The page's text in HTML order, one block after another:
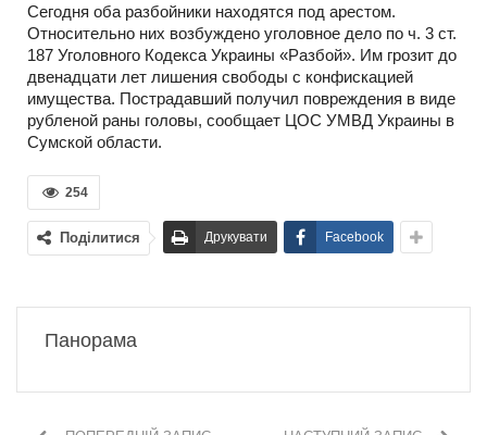
Сегодня оба разбойники находятся под арестом.
Относительно них возбуждено уголовное дело по ч. 3 ст.
187 Уголовного Кодекса Украины «Разбой». Им грозит до
двенадцати лет лишения свободы с конфискацией
имущества. Пострадавший получил повреждения в виде
рубленой раны головы, сообщает ЦОС УМВД Украины в
Сумской области.
254
Поділитися Друкувати Facebook
Панорама